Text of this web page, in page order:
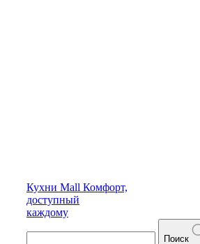
Кухни Mall Комфорт,
доступный
каждому
Поиск